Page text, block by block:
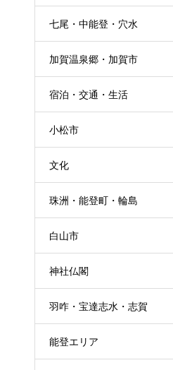
七尾・中能登・穴水
加賀温泉郷・加賀市
宿泊・交通・生活
小松市
文化
珠洲・能登町・輪島
白山市
神社仏閣
羽咋・宝達志水・志賀
能登エリア